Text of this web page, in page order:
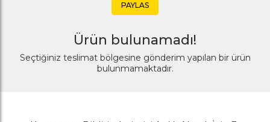
PAYLAS
Ürün bulunamadı!
Seçtiğiniz teslimat bölgesine gönderim yapılan bir ürün
bulunmamaktadır.